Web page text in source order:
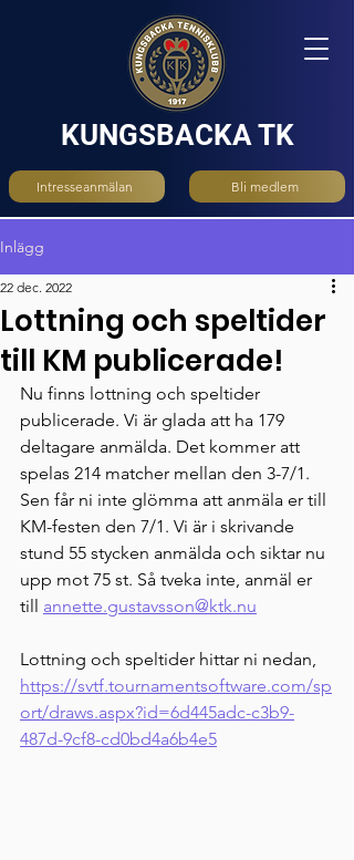
KUNGSBACKA TK
Intresseanmälan Bli medlem
Inlägg
Lottning och speltider
till KM publicerade!
22 dec. 2022
Nu finns lottning och speltider
publicerade. Vi är glada att ha 179
deltagare anmälda. Det kommer att
spelas 214 matcher mellan den 3-7/1.
Sen får ni inte glömma att anmäla er till
KM-festen den 7/1. Vi är i skrivande
stund 55 stycken anmälda och siktar nu
upp mot 75 st. Så tveka inte, anmäl er
till annette.gustavsson@ktk.nu
Lottning och speltider hittar ni nedan,
https://svtf.tournamentsoftware.com/sp
ort/draws.aspx?id=6d445adc-c3b9-
487d-9cf8-cd0bd4a6b4e5